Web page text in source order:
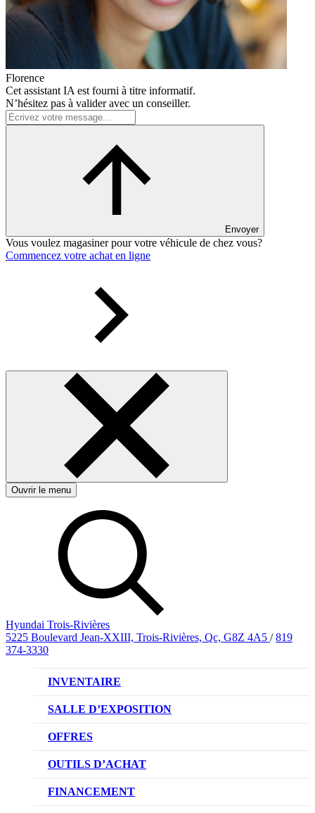
Florence
Cet assistant IA est fourni à titre informatif.
N’hésitez pas à valider avec un conseiller.
Envoyer
Vous voulez magasiner pour votre véhicule de chez vous?
Commencez votre achat en ligne
Ouvrir le menu
Hyundai Trois-Rivières
5225 Boulevard Jean-XXIII, Trois-Rivières, Qc, G8Z 4A5 / 819
374-3330
INVENTAIRE
VÉHICULES NEUFS
VÉHICULES D’OCCASION
SALLE D’EXPOSITION
OFFRES
OFFRE DE VÉHICULES NEUFS
OFFRES DU CONCESSIONNAIRE
OUTILS D’ACHAT
CL!QUEZ ET ACHETEZ HYUNDAI
FINANCEMENT